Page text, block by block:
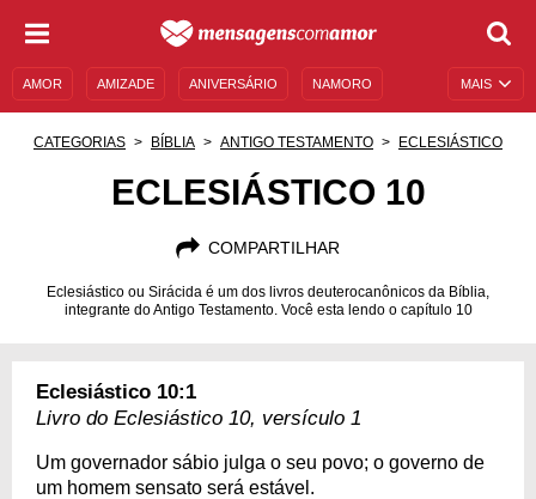
MAIS
AMOR AMIZADE ANIVERSÁRIO NAMORO
AUTOAJUDA
CATEGORIAS BÍBLIA ANTIGO TESTAMENTO ECLESIÁSTICO
ECLESIÁSTICO 10
COMPARTILHAR
Eclesiástico ou Sirácida é um dos livros deuterocanônicos da Bíblia,
integrante do Antigo Testamento. Você esta lendo o capítulo 10
Eclesiástico 10:1
Livro do Eclesiástico 10, versículo 1
Um governador sábio julga o seu povo; o governo de
um homem sensato será estável.